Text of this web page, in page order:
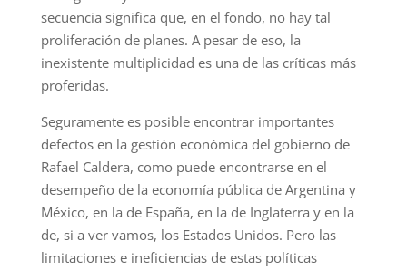
secuencia significa que, en el fondo, no hay tal
proliferación de planes. A pesar de eso, la
inexistente multiplicidad es una de las críticas más
proferidas.
Seguramente es posible encontrar importantes
defectos en la gestión económica del gobierno de
Rafael Caldera, como puede encontrarse en el
desempeño de la economía pública de Argentina y
México, en la de España, en la de Inglaterra y en la
de, si a ver vamos, los Estados Unidos. Pero las
limitaciones e ineficiencias de estas políticas